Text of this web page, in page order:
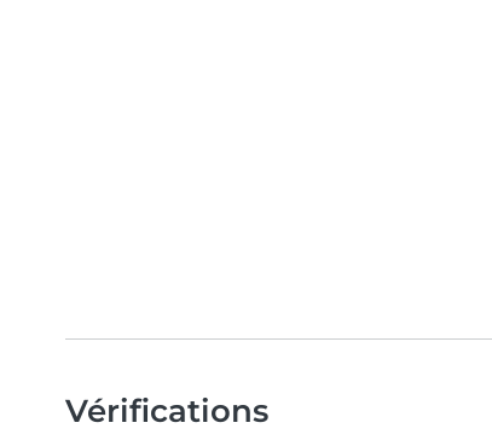
Vérifications